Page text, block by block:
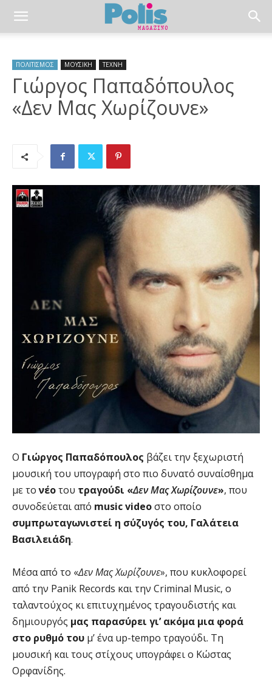
ΠΟΛΙΤΙΣΜΟΣ ΜΟΥΣΙΚΗ ΤΕΧΝΗ
Γιώργος Παπαδόπουλος
«Δεν Μας Χωρίζουνε»
Ο Γιώργος Παπαδόπουλος βάζει την ξεχωριστή
μουσική του υπογραφή στο πιο δυνατό συναίσθημα
με τονέοτου τραγούδι «Δεν Μας Χωρίζουνε», που
συνοδεύεται από music videoστο οποίο
συμπρωταγωνιστεί η σύζυγός του, Γαλάτεια
Βασιλειάδη.
Μέσα από το «Δεν Μας Χωρίζουνε», που κυκλοφορεί
από την Panik Records και την Criminal Music, ο
ταλαντούχος κι επιτυχημένος τραγουδιστής και
δημιουργός μας παρασύρει γι’ ακόμα μια φορά
στο ρυθμό του μ’ ένα up-tempo τραγούδι. Τη
μουσική και τους στίχους υπογράφει ο Κώστας
Ορφανίδης.